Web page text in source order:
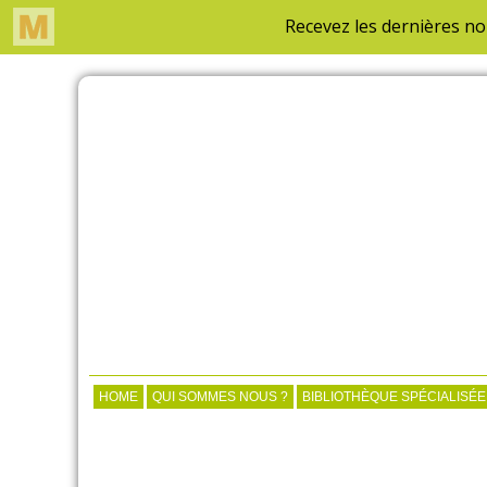
HOME QUI SOMMES NOUS ? BIBLIOTHÈQUE SPÉCIALISÉE